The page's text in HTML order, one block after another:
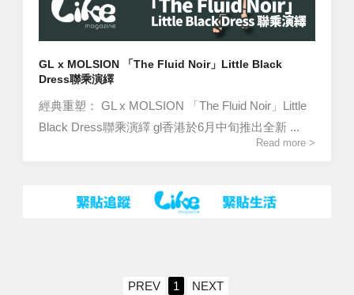
GL x MOLSION 「The Fluid Noir」Little Black
Dress聯乘演繹
經典重塑： GL x MOLSION 「The Fluid Noir」Little
Black Dress聯乘演繹 gl香港於6月中旬推出全新 ...
Read more >
PREV 1 NEXT